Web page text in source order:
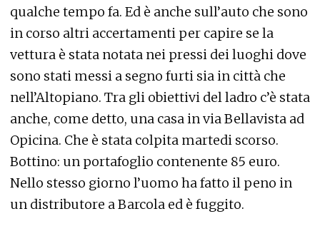
qualche tempo fa. Ed è anche sull’auto che sono
in corso altri accertamenti per capire se la
vettura è stata notata nei pressi dei luoghi dove
sono stati messi a segno furti sia in città che
nell’Altopiano. Tra gli obiettivi del ladro c’è stata
anche, come detto, una casa in via Bellavista ad
Opicina. Che è stata colpita martedi scorso.
Bottino: un portafoglio contenente 85 euro.
Nello stesso giorno l’uomo ha fatto il peno in
un distributore a Barcola ed è fuggito.